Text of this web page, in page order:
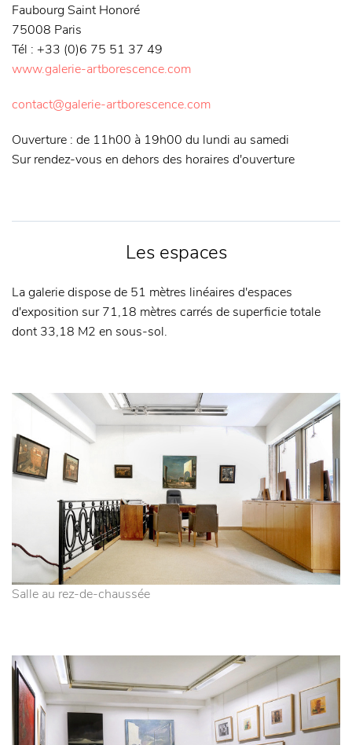
Faubourg Saint Honoré
75008 Paris
Tél : +33 (0)6 75 51 37 49
www.galerie-artborescence.com
contact@galerie-artborescence.com
Ouverture : de 11h00 à 19h00 du lundi au samedi
Sur rendez-vous en dehors des horaires d'ouverture
Les espaces
La galerie dispose de 51 mètres linéaires d'espaces
d'exposition sur 71,18 mètres carrés de superficie totale
dont 33,18 M2 en sous-sol.
Salle au rez-de-chaussée